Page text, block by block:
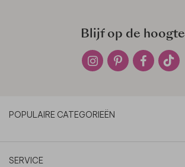
Blijf op de hoogte
POPULAIRE CATEGORIEËN
SERVICE